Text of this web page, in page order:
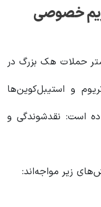
خصوصی
حملات هک بزرگ در
و استیبل‌کوین‌ها
است: نقدشوندگی و
زیر مواجه‌اند: